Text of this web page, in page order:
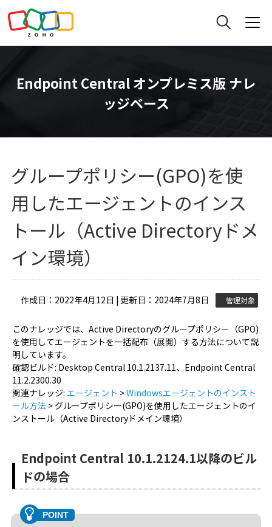
Endpoint Central オンプレミス版 ナレ
ッジベース
グループポリシー(GPO)を使
用したエージェントのインス
トール（Active Directoryドメ
イン環境）
作成日：2022年4月12日 | 更新日：2024年7月8日 管理対象
このナレッジでは、Active Directoryのグループポリシー（GPO)
を使用してエージェントを一括配布（展開）する方法について説
明しています。
確認ビルド: Desktop Central 10.1.2137.11、Endpoint Central
11.2.2300.30
関連ナレッジ: エージェント >Windowsエージェントのインスト
ール方法 > グループポリシー(GPO)を使用したエージェントのイ
ンストール（Active Directoryドメイン環境）
Endpoint Central 10.1.2124.1以降のビル
ドの場合